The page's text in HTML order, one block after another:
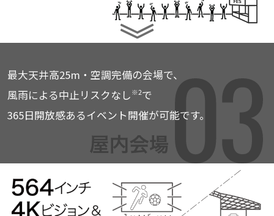
最大天井高25m・空調完備の会場で、
風雨による中止リスクなし ※2で
365日開放感あるイベント開催が可能です。